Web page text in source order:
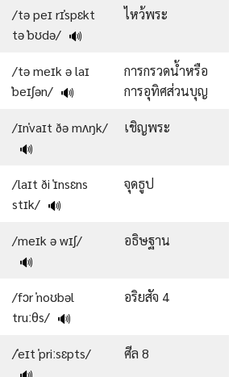
/tə peɪ rɪˈspɛkt
tə ˈbʊdə/ 🔊
ไหว้พระ
/tə meɪk ə laɪ
ˈbeɪʃən/ 🔊
การกรวดน้ำหรือ
การอุทิศส่วนบุญ
/ɪnˈvaɪt ðə mʌŋk/
🔊
เชิญพระ
/laɪt ði ˈɪnsɛns
stɪk/ 🔊
จุดธูป
/meɪk ə wɪʃ/
🔊
อธิษฐาน
/fɔr ˈnoʊbəl
truːθs/ 🔊
อริยสัจ 4
/ˈeɪt ˈpriːsɛpts/
ศีล 8